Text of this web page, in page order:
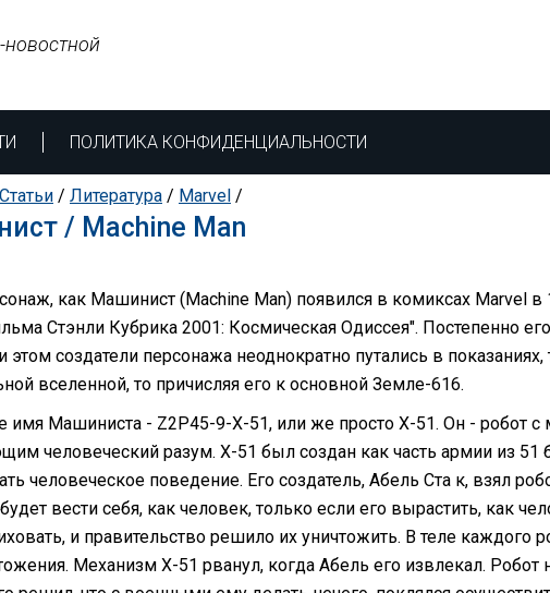
ПОЛИТИКА КОНФИДЕНЦИАЛЬНОСТИ
Статьи / Литература / Marvel /
/ Machine Man
как Машинист (Machine Man) появился в комиксах Marvel
Стэнли Кубрика 2001: Космическая Одиссея". Постепенно
этом создатели персонажа неоднократно путались в
вселенной, то причисляя его к основной Земле-616.
имя Машиниста - Z2P45-9-X-51, или же просто Х-51. Он - робот
человеческий разум. Х-51 был создан как часть армии из 51
человеческое поведение. Его создатель, Абель Ста к, взял
вести себя, как человек, только если его вырастить, как
и правительство решило их уничтожить. В теле каждого
Механизм Х-51 рванул, когда Абель его извлекал. Робот